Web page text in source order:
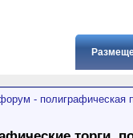
- полиграфическая